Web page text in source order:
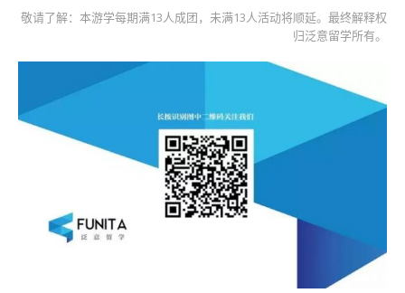
敬请了解：本游学每期满13人成团，未满13人活动将顺延。最终解释权
归泛意留学所有。